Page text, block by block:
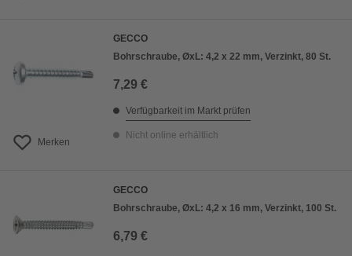
Merken
GECCO
Bohrschraube, ØxL: 4,2 x 22 mm, Verzinkt, 80 St.
7,29 €
Verfügbarkeit im Markt prüfen
Nicht online erhältlich
GECCO
Bohrschraube, ØxL: 4,2 x 16 mm, Verzinkt, 100 St.
6,79 €